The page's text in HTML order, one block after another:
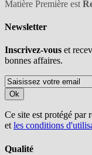
Matière Première est
Newsletter
Inscrivez-vous et
bonnes affaires.
Ok
Ce site est protégé
etles conditions
Qualité